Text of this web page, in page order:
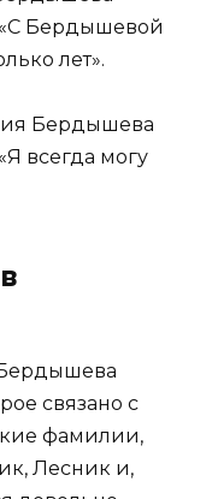
Бердышевой
лет».
Бердышева
всегда могу
связано с
фамилии,
Лесник и,